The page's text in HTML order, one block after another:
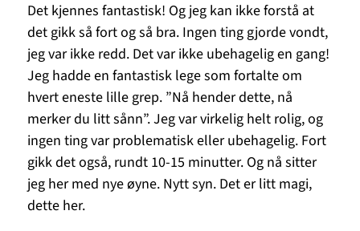
Det kjennes fantastisk! Og jeg kan ikke forstå at
det gikk så fort og så bra. Ingen ting gjorde vondt,
jeg var ikke redd. Det var ikke ubehagelig en gang!
Jeg hadde en fantastisk lege som fortalte om
hvert eneste lille grep. ”Nå hender dette, nå
merker du litt sånn”. Jeg var virkelig helt rolig, og
ingen ting var problematisk eller ubehagelig. Fort
gikk det også, rundt 10-15 minutter. Og nå sitter
jeg her med nye øyne. Nytt syn. Det er litt magi,
dette her.